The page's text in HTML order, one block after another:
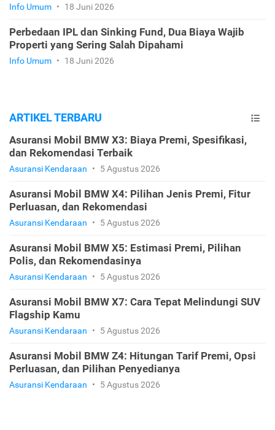
Info Umum • 18 Juni 2026
Perbedaan IPL dan Sinking Fund, Dua Biaya Wajib
Properti yang Sering Salah Dipahami
Info Umum • 18 Juni 2026
ARTIKEL TERBARU
Asuransi Mobil BMW X3: Biaya Premi, Spesifikasi,
dan Rekomendasi Terbaik
Asuransi Kendaraan • 5 Agustus 2026
Asuransi Mobil BMW X4: Pilihan Jenis Premi, Fitur
Perluasan, dan Rekomendasi
Asuransi Kendaraan • 5 Agustus 2026
Asuransi Mobil BMW X5: Estimasi Premi, Pilihan
Polis, dan Rekomendasinya
Asuransi Kendaraan • 5 Agustus 2026
Asuransi Mobil BMW X7: Cara Tepat Melindungi SUV
Flagship Kamu
Asuransi Kendaraan • 5 Agustus 2026
Asuransi Mobil BMW Z4: Hitungan Tarif Premi, Opsi
Perluasan, dan Pilihan Penyedianya
Asuransi Kendaraan • 5 Agustus 2026